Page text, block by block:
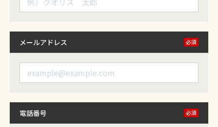
メールアドレス 必須
電話番号 必須